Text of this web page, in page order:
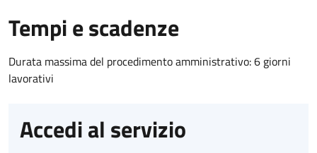
Tempi e scadenze
Durata massima del procedimento amministrativo: 6 giorni
lavorativi
Accedi al servizio